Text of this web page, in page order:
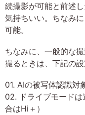
続撮影が可能と前述
気持ちいい。ちなみ
可能。
ちなみに、一般的な
撮るときは、下記の設
01. AIの被写体認識対
02. ドライブモード
合はHi＋）